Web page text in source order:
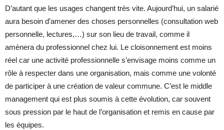
D’autant que les usages changent très vite. Aujourd’hui, un salarié
aura besoin d’amener des choses personnelles (consultation web
personnelle, lectures,…) sur son lieu de travail, comme il
amènera du professionnel chez lui. Le cloisonnement est moins
réel car une activité professionnelle s’envisage moins comme un
rôle à respecter dans une organisation, mais comme une volonté
de participer à une création de valeur commune. C’est le middle
management qui est plus soumis à cette évolution, car souvent
sous pression par le haut de l’organisation et remis en cause par
les équipes.